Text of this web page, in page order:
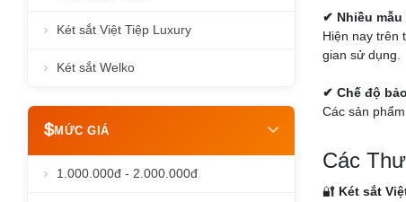
Két sắt Việt Tiệp Luxury
Két sắt Welko
MỨC GIÁ
1.000.000đ - 2.000.000đ
✔ Nhiều
Hiện nay trên
gian sử dụng.
✔ Chế độ
Các sản
Các
🔐 Két sắt